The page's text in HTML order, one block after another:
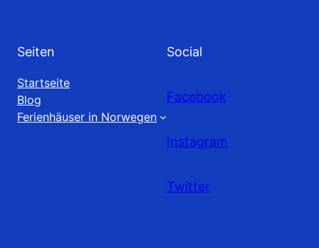
Seiten
Startseite
Blog
Ferienhäuser in Norwegen
Social
Facebook
Instagram
Twitter